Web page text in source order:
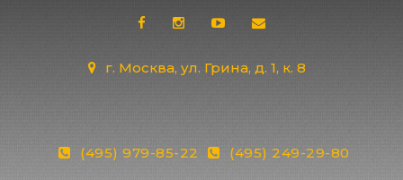
г. Москва, ул. Грина, д. 1, к. 8
(495) 979-85-22 (495) 249-29-80